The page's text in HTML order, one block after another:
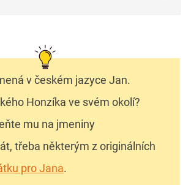
v českém jazyce Jan.
Honzíka ve svém okolí?
mu na jmeniny
třeba některým z originálních
pro Jana.